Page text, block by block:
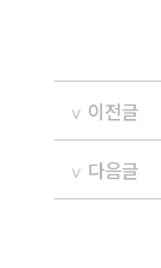
이전글
다음글